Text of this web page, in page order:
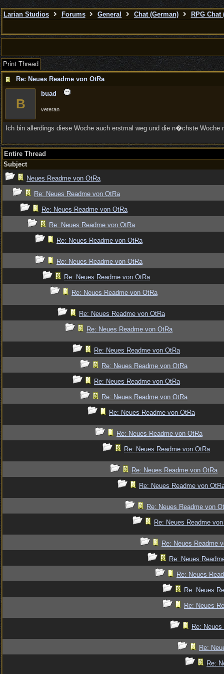
Larian Studios Forums General Chat (German) RPG Chat
Print Thread
Re: Neues Readme von OtRa
B
buad
veteran
Ich bin allerdings diese Woche auch erstmal weg und die n�chste
Entire Thread
Subject
Neues Readme von OtRa
Re: Neues Readme von OtRa
Re: Neues Readme von OtRa
Re: Neues Readme von OtRa
Re: Neues Readme von OtRa
Re: Neues Readme von OtRa
Re: Neues Readme von OtRa
Re: Neues Readme von OtRa
Re: Neues Readme von OtRa
Re: Neues Readme von OtRa
Re: Neues Readme von OtRa
Re: Neues Readme von OtRa
Re: Neues Readme von OtRa
Re: Neues Readme von OtRa
Re: Neues Readme von OtRa
Re: Neues Readme von OtRa
Re: Neues Readme von OtRa
Re: Neues Readme von OtRa
Re: Neues Readme von
Re: Neues Readme von
Re: Neues Readme
Re: Neues Readme
Re: Neues
Re: Neues
Re: Neues
Re: Neues
Re:
Re:
Re: